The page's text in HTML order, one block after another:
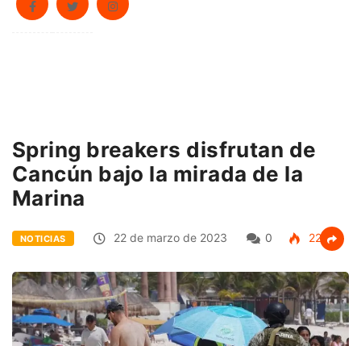
Spring breakers disfrutan de
Cancún bajo la mirada de la
Marina
NOTICIAS 22 de marzo de 2023 0 223